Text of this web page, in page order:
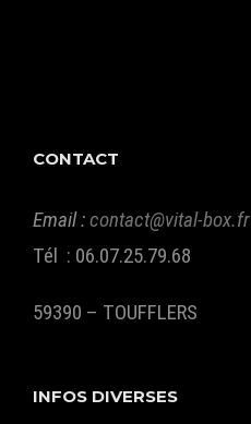
CONTACT
Email :contact@vital-box.fr
Tél : 06.07.25.79.68
59390 – TOUFFLERS
INFOS DIVERSES